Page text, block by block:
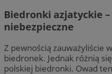
Biedronki azjatyckie
niebezpieczne
Z pewnością zauważyliście
biedronek. Jednak różnią
polskiej biedronki. Owad